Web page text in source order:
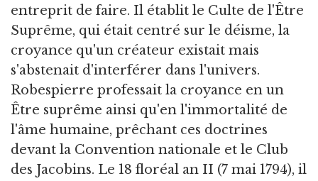
entreprit de faire. Il établit le Culte de l'Être
Suprême, qui était centré sur le déisme, la
croyance qu'un créateur existait mais
s'abstenait d'interférer dans l'univers.
Robespierre professait la croyance en un
Être suprême ainsi qu'en l'immortalité de
l'âme humaine, prêchant ces doctrines
devant la Convention nationale et le Club
des Jacobins. Le 18 floréal an II (7 mai 1794), il